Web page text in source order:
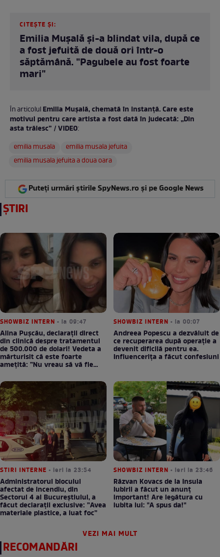
CITEȘTE ȘI:
Emilia Mușală și-a blindat vila, după ce
a fost jefuită de două ori într-o
săptămână. "Pagubele au fost foarte
mari"
În articolulEmilia Mușală, chemată în instanță. Care este
motivul pentru care artista a fost dată în judecată: „Din
asta trăiesc” / VIDEO:
emilia musala
emilia musala jefuita
emilia musala jefuita a doua oara
Puteți urmări știrile SpyNews.ro și pe Google News
ȘTIRI
SHOWBIZ INTERN • la 09:47
Alina Pușcău, declarații direct
din clinică despre tratamentul
de 500.000 de dolari! Vedeta a
mărturisit că este foarte
amețită: ”Nu vreau să vă fie
SHOWBIZ INTERN • la 00:07
Andreea Popescu a dezvăluit de
ce recuperarea după operație a
devenit dificilă pentru ea.
Influencerița a făcut confesiuni
STIRI INTERNE • ieri la 23:54
Administratorul blocului
afectat de incendiu, din
Sectorul 4 al Bucureștiului, a
făcut declarații exclusive: ”Avea
materiale plastice, a luat foc”
SHOWBIZ INTERN • ieri la 23:46
Răzvan Kovacs de la Insula
Iubirii a făcut un anunț
important! Are legătura cu
iubita lui: "A spus da!"
VEZI MAI MULT
RECOMANDĂRI